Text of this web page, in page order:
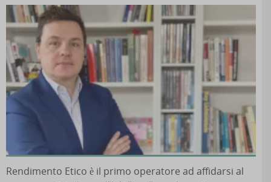
Rendimento Etico è il primo operatore ad affidarsi al